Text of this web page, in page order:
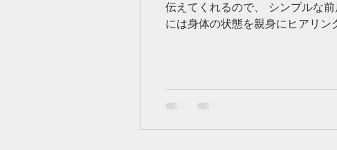
伝えてくれるので、 シンプルな
には身体の状態を親身にヒアリン